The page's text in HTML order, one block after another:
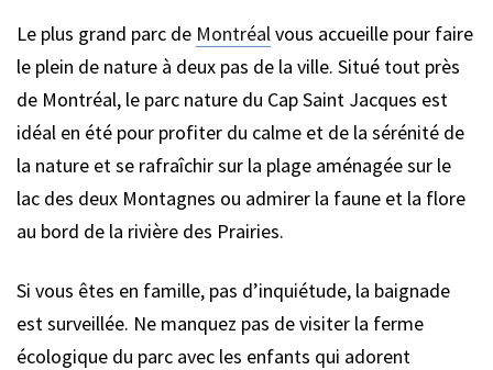
Le plus grand parc de Montréalvous accueille pour faire
le plein de nature à deux pas de la ville. Situé tout près
de Montréal, le parc nature du Cap Saint Jacques est
idéal en été pour profiter du calme et de la sérénité de
la nature et se rafraîchir sur la plage aménagée sur le
lac des deux Montagnes ou admirer la faune et la flore
au bord de la rivière des Prairies.
Si vous êtes en famille, pas d’inquiétude, la baignade
est surveillée. Ne manquez pas de visiter la ferme
écologique du parc avec les enfants qui adorent